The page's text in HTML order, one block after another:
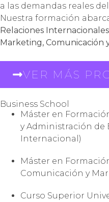
a las demandas reales
Nuestra formación
Relaciones
Marketing, Comunicación
VER MÁS
Business School
Máster en
y Administración de
Internacional)
Máster en
Comunicación y
Curso Superior